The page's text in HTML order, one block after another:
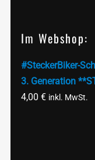
Im Webshop:
#SteckerBiker-
3. Generation
4,00 € inkl. MwSt.